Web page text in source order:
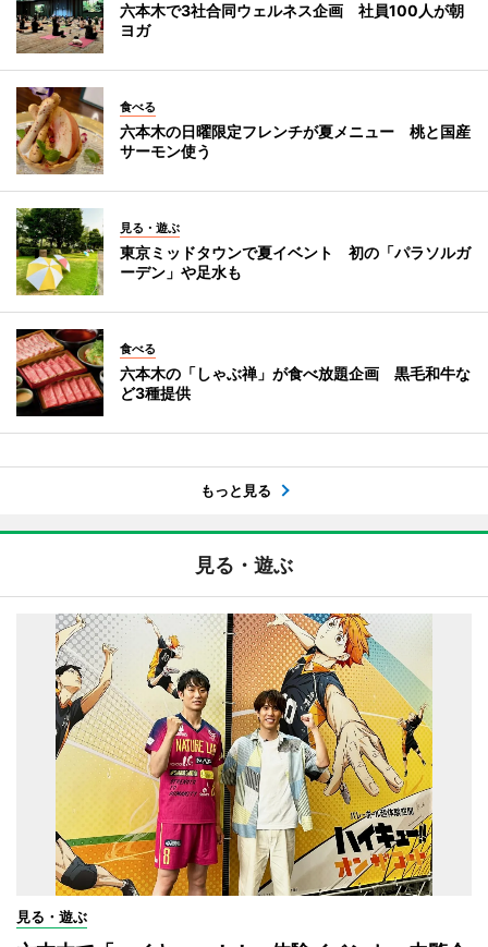
六本木で3社合同ウェルネス企画 社員100人が朝
ヨガ
食べる
六本木の日曜限定フレンチが夏メニュー 桃と国産
サーモン使う
見る・遊ぶ
東京ミッドタウンで夏イベント 初の「パラソルガ
ーデン」や足水も
食べる
六本木の「しゃぶ禅」が食べ放題企画 黒毛和牛な
ど3種提供
もっと見る
見る・遊ぶ
見る・遊ぶ